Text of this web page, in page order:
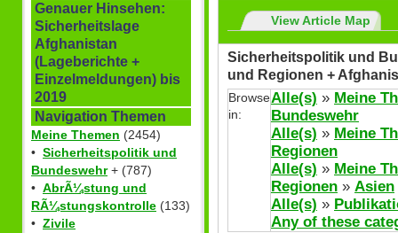
Genauer Hinsehen:
Sicherheitslage
Afghanistan
(Lageberichte +
Einzelmeldungen) bis
2019
Navigation Themen
Meine Themen (2454)
• Sicherheitspolitik und
Bundeswehr+ (787)
• AbrÃ¼stung und
RÃ¼stungskontrolle (133)
• Zivile
View Article Map
Sicherheitspolitik und
und Regionen +
Browse
in:
Alle(s) » Meine
Bundeswehr
Alle(s) » Meine
Regionen
Alle(s) » Meine
Regionen » Asien
Alle(s) »
Any of these